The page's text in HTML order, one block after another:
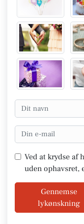
Ved at krydse af
uden ophavsret,
Gennemse
lykønskning